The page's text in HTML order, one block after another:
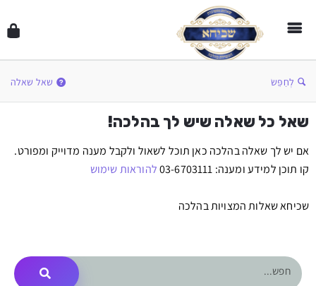
לְחַפֵּשׂ שאל שאלה
שאל כל שאלה שיש לך בהלכה!
אם יש לך שאלה בהלכה כאן תוכל לשאול ולקבל מענה מדוייק ומפורט.
קו תוכן למידע ומענה: 03-6703111
להוראות שימוש
שכיחא שאלות המצויות בהלכה